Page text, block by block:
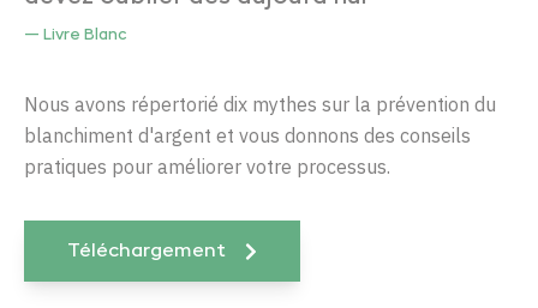
— Livre Blanc
Nous avons répertorié dix mythes sur la prévention du
blanchiment d'argent et vous donnons des conseils
pratiques pour améliorer votre processus.
Téléchargement